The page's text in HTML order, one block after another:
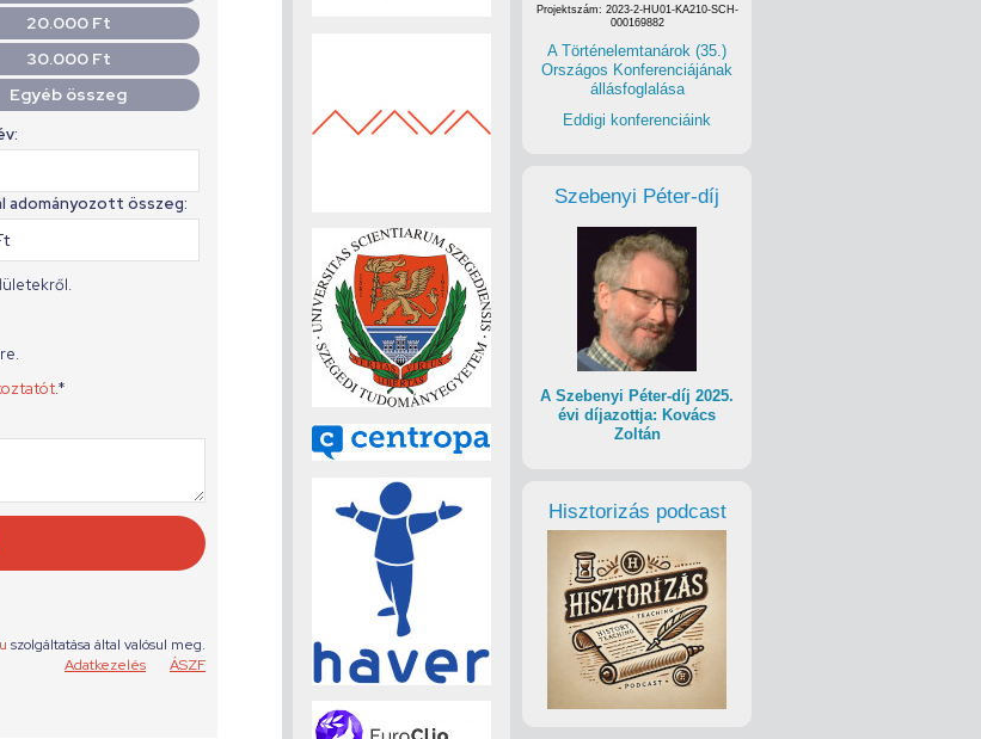
Projektszám: 2023-2-HU01-KA210-SCH-
000169882
A Történelemtanárok (35.)
Országos Konferenciájának
állásfoglalása
Eddigi konferenciáink
Szebenyi Péter-díj
A Szebenyi Péter-díj 2025.
évi díjazottja: Kovács
Zoltán
Hisztorizás podcast